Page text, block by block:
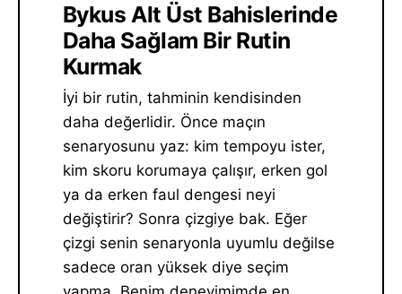
Bykus Alt Üst Bahislerinde
Daha Sağlam Bir Rutin
Kurmak
İyi bir rutin, tahminin kendisinden
daha değerlidir. Önce maçın
senaryosunu yaz: kim tempoyu ister,
kim skoru korumaya çalışır, erken gol
ya da erken faul dengesi neyi
değiştirir? Sonra çizgiye bak. Eğer
çizgi senin senaryonla uyumlu değilse
sadece oran yüksek diye seçim